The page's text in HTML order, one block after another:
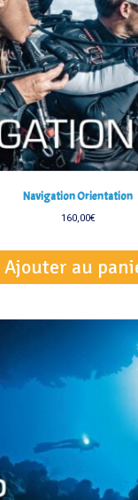
Navigation Orientation
160,00€
Ajouter au